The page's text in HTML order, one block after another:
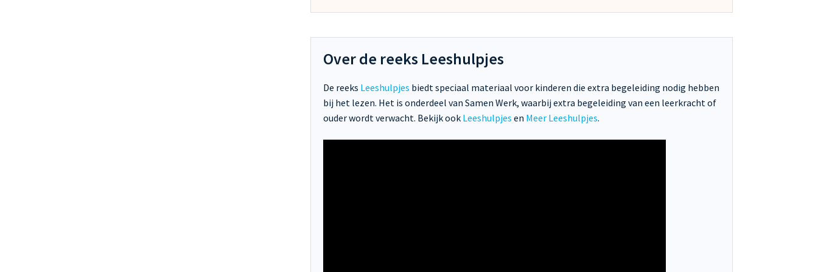
Over de reeks Leeshulpjes
De reeks Leeshulpjes biedt speciaal materiaal voor kinderen die extra begeleiding nodig hebben
bij het lezen. Het is onderdeel van Samen Werk, waarbij extra begeleiding van een leerkracht of
ouder wordt verwacht. Bekijk ook Leeshulpjes en Meer Leeshulpjes.